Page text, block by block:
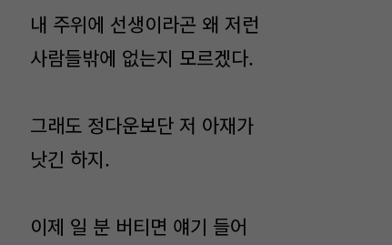
내 주위에 선생이라곤 왜 저런
사람들밖에 없는지 모르겠다.
그래도 정다운보단 저 아재가
낫긴 하지.
이제 일 분 버티면 얘기 들어